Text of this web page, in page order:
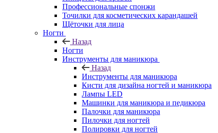
Профессиональные спонжи
Точилки для косметических карандашей
Щёточки для лица
Ногти
Назад
Ногти
Инструменты для маникюра
Назад
Инструменты для маникюра
Кисти для дизайна ногтей и маникюра
Лампы LED
Машинки для маникюра и педикюра
Палочки для маникюра
Пилочки для ногтей
Полировки для ногтей